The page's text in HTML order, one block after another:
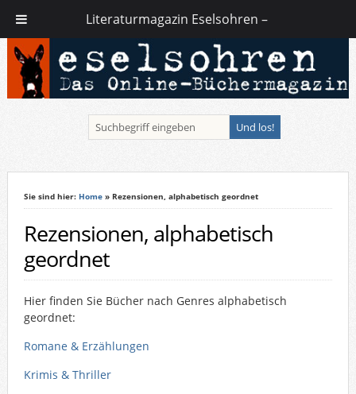
Sie sind hier: Home» Rezensionen, alphabetisch geordnet
Rezensionen, alphabetisch
geordnet
Hier finden Sie Bücher nach Genres alphabetisch
geordnet:
Romane & Erzählungen
Krimis & Thriller
Literaturmagazin Eselsohren –